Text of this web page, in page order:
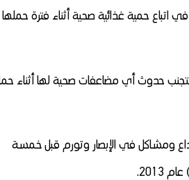
اتباع حمية غذائية صحية أثناء فترة حملها
حدوث أي مضاعفات صحية لها أثناء
ومشاكل في الإبصار وتورم قبل خمسة